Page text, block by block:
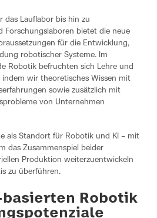
das Lauflabor bis hin zu
Forschungslaboren bietet die neue
für die Entwicklung,
robotischer Systeme. Im
Robotik befruchten sich Lehre und
indem wir theoretisches Wissen mit
sowie zusätzlich mit
von Unternehmen
als Standort für Robotik und KI – mit
das Zusammenspiel beider
Produktion weiterzuentwickeln
zu überführen.
basierten Robotik